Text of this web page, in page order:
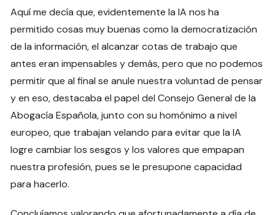
Aquí me decía que, evidentemente la IA nos ha
permitido cosas muy buenas como la democratización
de la información, el alcanzar cotas de trabajo que
antes eran impensables y demás, pero que no podemos
permitir que al final se anule nuestra voluntad de pensar
y en eso, destacaba el papel del Consejo General de la
Abogacía Española, junto con su homónimo a nivel
europeo, que trabajan velando para evitar que la IA
logre cambiar los sesgos y los valores que empapan
nuestra profesión, pues se le presupone capacidad
para hacerlo.